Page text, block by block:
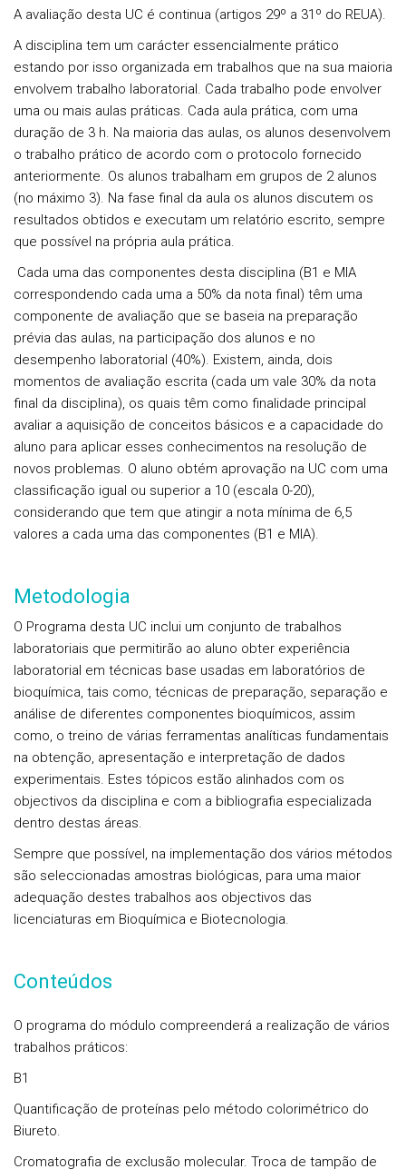
A avaliação desta UC é continua (artigos 29º a 31º do REUA).
A disciplina tem um carácter essencialmente prático
estando por isso organizada em trabalhos que na sua maioria
envolvem trabalho laboratorial. Cada trabalho pode envolver
uma ou mais aulas práticas. Cada aula prática, com uma
duração de 3 h. Na maioria das aulas, os alunos desenvolvem
o trabalho prático de acordo com o protocolo fornecido
anteriormente. Os alunos trabalham em grupos de 2 alunos
(no máximo 3). Na fase final da aula os alunos discutem os
resultados obtidos e executam um relatório escrito, sempre
que possível na própria aula prática.
Cada uma das componentes desta disciplina (B1 e MIA
correspondendo cada uma a 50% da nota final) têm uma
componente de avaliação que se baseia na preparação
prévia das aulas, na participação dos alunos e no
desempenho laboratorial (40%). Existem, ainda, dois
momentos de avaliação escrita (cada um vale 30% da nota
final da disciplina), os quais têm como finalidade principal
avaliar a aquisição de conceitos básicos e a capacidade do
aluno para aplicar esses conhecimentos na resolução de
novos problemas. O aluno obtém aprovação na UC com uma
classificação igual ou superior a 10 (escala 0-20),
considerando que tem que atingir a nota mínima de 6,5
valores a cada uma das componentes (B1 e MIA).
Metodologia
O Programa desta UC inclui um conjunto de trabalhos
laboratoriais que permitirão ao aluno obter experiência
laboratorial em técnicas base usadas em laboratórios de
bioquímica, tais como, técnicas de preparação, separação e
análise de diferentes componentes bioquímicos, assim
como, o treino de várias ferramentas analíticas fundamentais
na obtenção, apresentação e interpretação de dados
experimentais. Estes tópicos estão alinhados com os
objectivos da disciplina e com a bibliografia especializada
dentro destas áreas.
Sempre que possível, na implementação dos vários métodos
são seleccionadas amostras biológicas, para uma maior
adequação destes trabalhos aos objectivos das
licenciaturas em Bioquímica e Biotecnologia.
Conteúdos
O programa do módulo compreenderá a realização de vários
trabalhos práticos:
B1
Quantificação de proteínas pelo método colorimétrico do
Biureto.
Cromatografia de exclusão molecular. Troca de tampão de